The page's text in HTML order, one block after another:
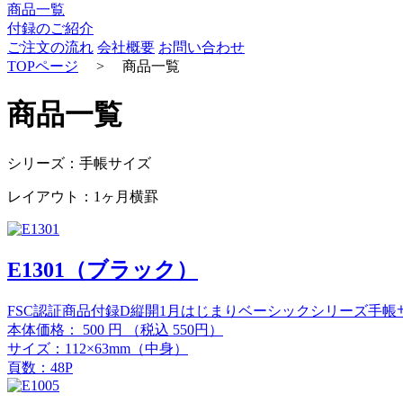
商品一覧
付録のご紹介
ご注文の流れ 会社概要 お問い合わせ
TOPページ > 商品一覧
商品一覧
シリーズ：手帳サイズ
レイアウト：1ヶ月横罫
E1301（ブラック）
FSC認証商品付録D縦開1月はじまり ベーシックシリーズ手帳
本体価格：
500 円
（税込 550円）
サイズ：112×63mm（中身）
頁数：48P